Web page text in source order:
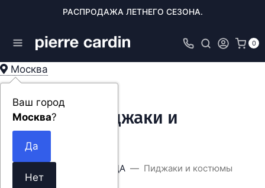
РАСПРОДАЖА ЛЕТНЕГО СЕЗОНА.
0
Москва
Ваш город
Москва?
ОДЕЖДА: Пиджаки и
костюмы
ОДЕЖДА Пиджаки и костюмы